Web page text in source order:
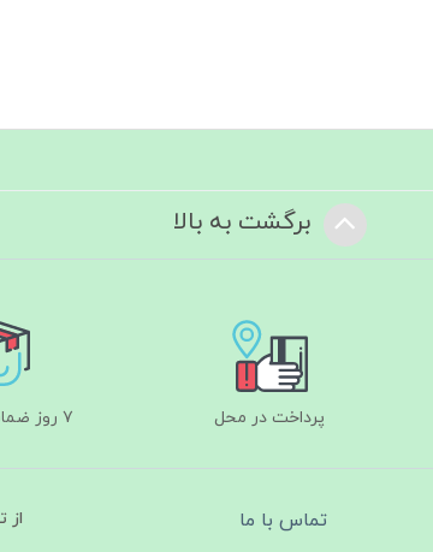
برگشت به بالا
پرداخت در محل ۷ روز ضمانت بازگشت
تماس با ما از